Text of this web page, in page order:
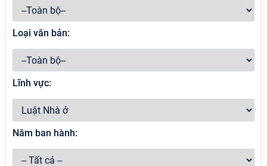
Loại văn bản:
Lĩnh vực:
Năm ban hành: